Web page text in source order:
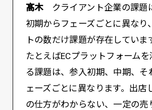
髙木クライアント企業の課題
初期からフェーズごとに異なり
トの数だけ課題が存在していま
たとえばECプラットフォーム
る課題は、参入初期、中期、そ
ェーズごとに異なります。出店
の仕方がわからない、一定の売